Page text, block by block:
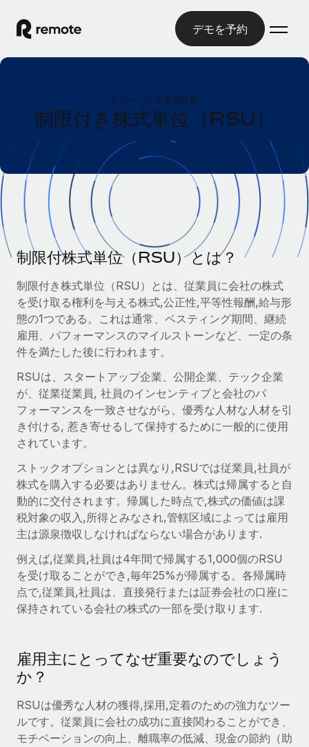
デモを予約
グローバル雇用
グローバル給与処理
コンプライアンス対応の給与処理を手軽に
Employer of Record（EOR）
グローバル展開をコストをかけずに実現
Contractor of Record
契約社員管理
世界中の契約社員をオンボーディングし、管理
PEO
複雑な雇用関連業務を外部委託
Remote統合
人事機能をワークフローにシームレスに統合する
プラットフォーム
チームのための人事の基本機能を内蔵
接続 新しい
当社のMCPを使用して、あらゆるAIツールをRemoteに接続
統合
基本的なビジネスツールを活用して業務プロセスを効率化す
る
専門家に相談
グローバル人事・コンプライアンスの専門サポート
バックグラウンドチェック
候補者の選考プロセスをシンプルに
各国の制度に対応
国別ガイド
/国別のグローバル雇用支援を検索する
米国州エクスプローラー
米国の各州において採用プロセスを簡素化する
Remoteを他社と比較
他社と比較した、当社の強みを確認する
成長の段階
スタートアップ
成長中の企業向けのアジャイルなグローバルHR・給与処理ソ
リューション
ミッドマーケット
カスタマイズされた人事ソリューションでチームを拡大する
企業
大企業向けのグローバルHR
パートナーに登録
戦略的テクノロジーパートナー
グローバルな人事機能を柔軟に自社プラットフォームへ統合
パートナーとして登録
Remote Build
近日リリース予定
統合とAI自動化に関するコンサルティング
活用事例
リソース
ツールと計算ツール
誤分類リスク判定ツール
国別に従業員の誤分類リスクを確認する
各国の総従業員コストを計算する
契約社員の報酬計算ツール
グローバルな契約社員向けに、通貨オプションと支払スピー
ドを確認する
REMOTEで学習
リサーチおよびガイド
活用事例
HR用語集
チェックリストおよびテンプレート
職務内容ライブラリ
ウェビナー
イベント
ニュースルーム
情報センター
サポートを依頼する
すべてのリソースを表示する
日本語
English
Nederlands
Français
Deutsch
Español
Italiano
Português (Portugal)
日本語
한국어
中文（简体）
ログイン
グローバル人事用語集
制限付き株式単位（RSU）
制限付株式単位（RSU）とは？
制限付き株式単位（RSU）とは、従業員に会社の株式
を受け取る権利を与える株式,公正性,平等性報酬,給与形
態の1つである。これは通常、ベスティング期間、継続
雇用、パフォーマンスのマイルストーンなど、一定の条
件を満たした後に行われます。
RSUは、スタートアップ企業、公開企業、テック企業
が、従業従業員, 社員のインセンティブと会社のパ
フォーマンスを一致させながら、優秀な人材な人材を引
き付ける, 惹き寄せるして保持するために一般的に使用
されています。
ストックオプションとは異なり,RSUでは従業員,社員が
株式を購入する必要はありません。株式は帰属すると自
動的に交付されます。帰属した時点で,株式の価値は課
税対象の収入,所得とみなされ,管轄区域によっては雇用
主は源泉徴収しなければならない場合があります.
例えば,従業員,社員は4年間で帰属する1,000個のRSU
を受け取ることができ,毎年25%が帰属する。各帰属時
点で,従業員,社員は、直接発行または証券会社の口座に
保持されている会社の株式の一部を受け取ります.
雇用主にとってなぜ重要なのでしょう
か？
RSUは優秀な人材の獲得,採用,定着のための強力なツー
ルです。従業員に会社の成功に直接関わることができ、
モチベーションの向上、離職率の低減、現金の節約（助